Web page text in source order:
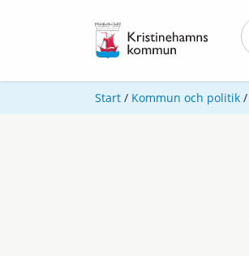
Start / Kommun och politik /